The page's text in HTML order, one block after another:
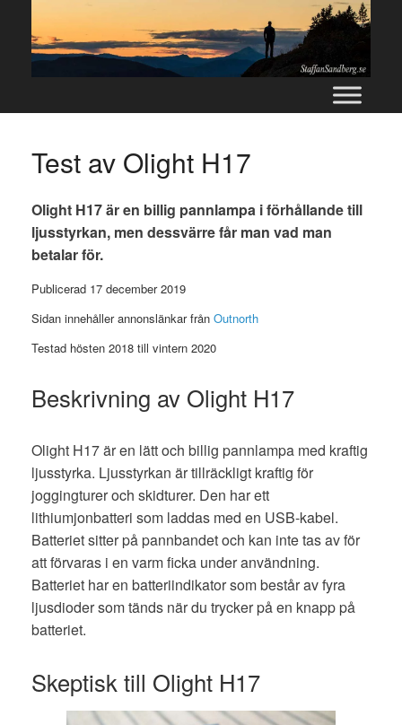
content
Test av Olight H17
Olight H17 är en billig pannlampa i förhållande till
ljusstyrkan, men dessvärre får man vad man
betalar för.
Publicerad 17 december 2019
Sidan innehåller annonslänkar från Outnorth
Testad hösten 2018 till vintern 2020
Beskrivning av Olight H17
Olight H17 är en lätt och billig pannlampa med kraftig
ljusstyrka. Ljusstyrkan är tillräckligt kraftig för
joggingturer och skidturer. Den har ett
lithiumjonbatteri som laddas med en USB-kabel.
Batteriet sitter på pannbandet och kan inte tas av för
att förvaras i en varm ficka under användning.
Batteriet har en batteriindikator som består av fyra
ljusdioder som tänds när du trycker på en knapp på
batteriet.
Skeptisk till Olight H17